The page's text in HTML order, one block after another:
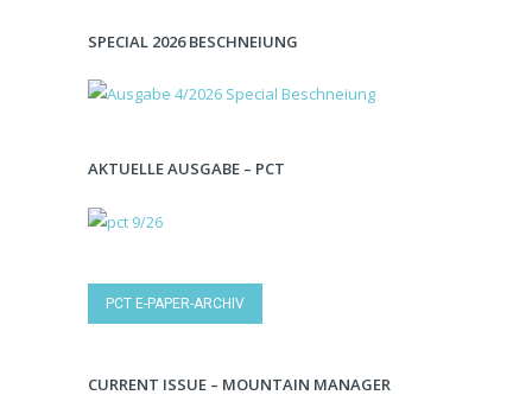
SPECIAL 2026 BESCHNEIUNG
AKTUELLE AUSGABE – PCT
PCT E-PAPER-ARCHIV
CURRENT ISSUE – MOUNTAIN MANAGER